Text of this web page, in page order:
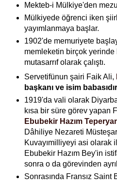
Mekteb-i Mülkiye'den
Mülkiyede öğrenci iken
yayımlanmaya başlar.
1902'de memuriyete
memleketin birçok yerinde
mutasarrıf olarak çalıştı.
Servetifünun şairi Faik Ali,
başkanı ve isim
1919'da vali olarak
kısa bir süre görev yapan
Ebubekir Hazım
Dâhiliye Nezareti
Kuvayımilliyeyi asi olarak
Ebubekir Hazım Bey'in
sonra o da görevinden
Sonrasında Fransız Saint